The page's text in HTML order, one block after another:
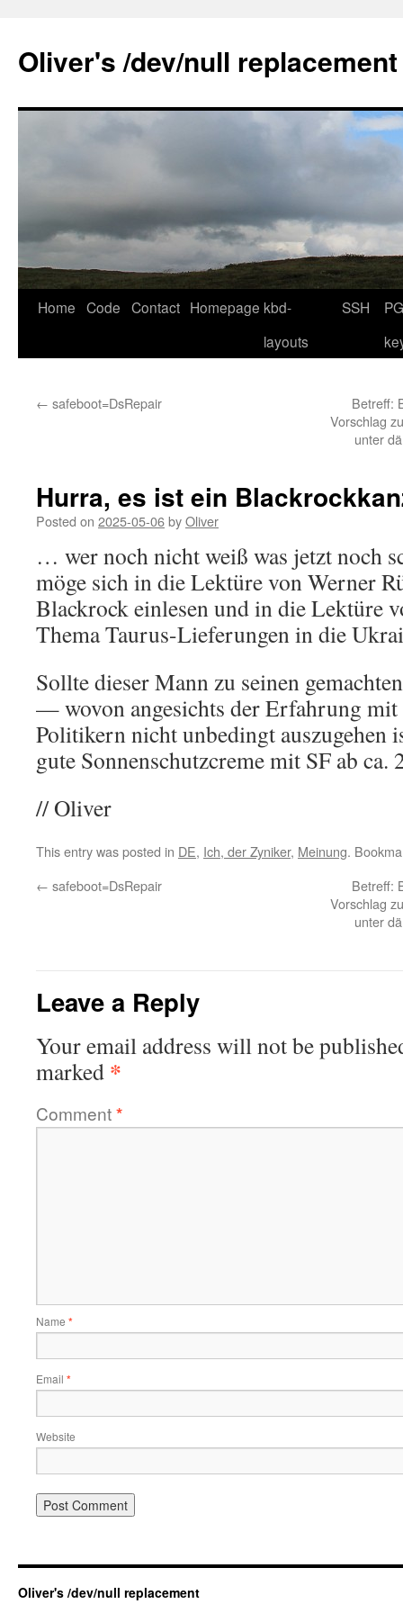
content
Oliver's /dev/null replacement
Home Code Contact Homepage kbd-
layouts
SSH
← safeboot=DsRepair
Betreff:
Vorschlag
unter
Hurra, es ist ein
Posted on 2025-05-06byOliver
… wer noch nicht weiß was jetzt noch
möge sich in die Lektüre von Werner
Blackrock einlesen und in die Lektüre
Thema Taurus-Lieferungen in die
Sollte dieser Mann zu seinen
— wovon angesichts der Erfahrung mit
Politikern nicht unbedingt
gute Sonnenschutzcreme mit SF ab ca.
// Oliver
This entry was posted in DE, Ich, der Zyniker, Meinung.
← safeboot=DsRepair
Betreff:
Vorschlag
unter
Leave a Reply
Your email address will not be
marked *
Comment*
Name *
Email *
Website
Oliver's /dev/null replacement